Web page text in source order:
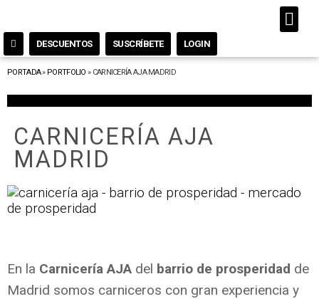
DESCUENTOS SUSCRÍBETE LOGIN
PORTADA» PORTFOLIO » CARNICERÍA AJA MADRID
CARNICERÍA AJA
MADRID
En la Carnicería AJA del barrio de prosperidad de
Madrid somos carniceros con gran experiencia y